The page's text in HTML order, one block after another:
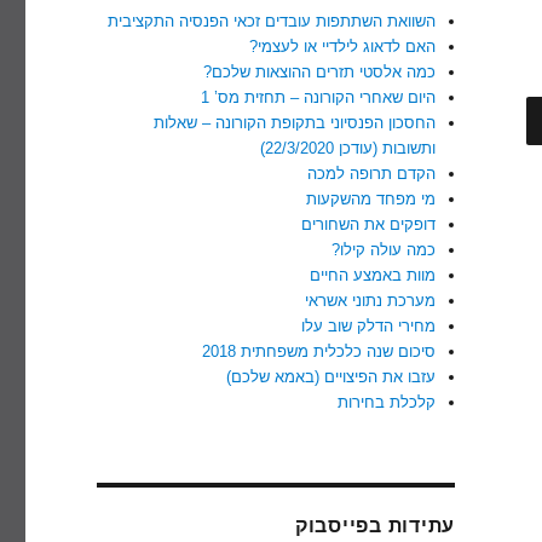
חיפוש
השוואת השתתפות עובדים זכאי הפנסיה התקציבית
האם לדאוג לילדיי או לעצמי?
כמה אלסטי תזרים ההוצאות שלכם?
היום שאחרי הקורונה – תחזית מס’ 1
החסכון הפנסיוני בתקופת הקורונה – שאלות
ותשובות (עודכן 22/3/2020)
הקדם תרופה למכה
מי מפחד מהשקעות
דופקים את השחורים
כמה עולה קילו?
מוות באמצע החיים
מערכת נתוני אשראי
מחירי הדלק שוב עלו
סיכום שנה כלכלית משפחתית 2018
עזבו את הפיצויים (באמא שלכם)
קלכלת בחירות
עתידות בפייסבוק